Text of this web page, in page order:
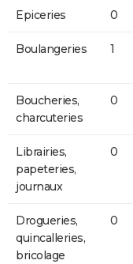
Epiceries 0
Boulangeries 1
Boucheries,
charcuteries
0
Librairies,
papeteries,
journaux
0
Drogueries,
quincalleries,
bricolage
0